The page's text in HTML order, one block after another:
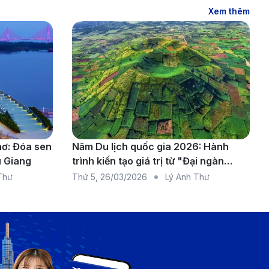
Xem thêm
Đóa sen
Giang
Năm Du lịch quốc gia 2026: Hành
trình kiến tạo giá trị từ "Đại ngàn
chạm biển xanh"
Thứ 5 26/03/2026 Lý Anh Thư